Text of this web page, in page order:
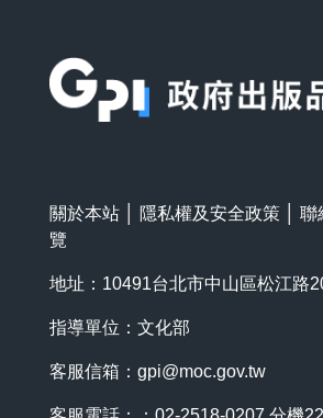
關於本站 隱私權及安全政策 聯
覽
地址：10491台北市中山區松江路
指導單位：文化部
客服信箱： gpi@moc.gov.tw